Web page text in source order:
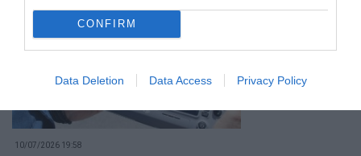
CONFIRM
Data Deletion Data Access Privacy Policy
10/07/2026 19:58